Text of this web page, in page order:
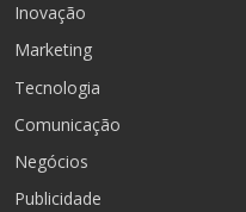
Inovação
Marketing
Tecnologia
Comunicação
Negócios
Publicidade